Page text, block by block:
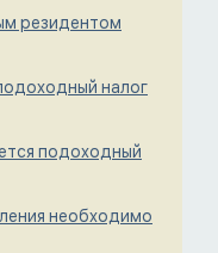
резидентом
налог
подоходный
необходимо